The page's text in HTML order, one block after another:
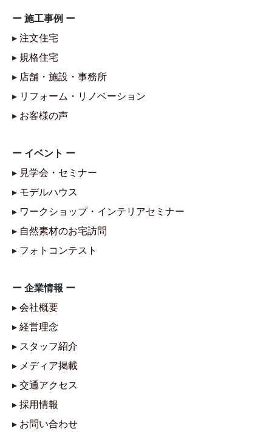
ー 施工事例 ー
▸ 注文住宅
▸ 規格住宅
▸ 店舗・施設・事務所
▸ リフォーム・リノベーション
▸ お客様の声
ー イベント ー
▸ 見学会・セミナー
▸ モデルハウス
▸ ワークショップ・インテリアセミナー
▸ 自然素材のお宅訪問
▸ フォトコンテスト
ー 企業情報 ー
▸ 会社概要
▸ 経営理念
▸ スタッフ紹介
▸ メディア掲載
▸ 交通アクセス
▸ 採用情報
▸ お問い合わせ